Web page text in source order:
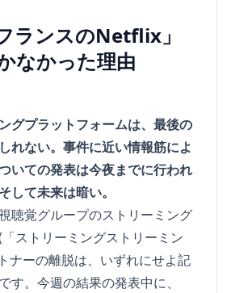
ランスのNetflix」
なかった理由
グプラットフォームは、最後の
れない。事件に近い情報筋によ
いての発表は今夜までに行われ
して未来は暗い。
聴覚グループのストリーミング
ストリーミングストリーミン
ナーの離脱は、いずれにせよ記
す。今週の結果の発表中に、